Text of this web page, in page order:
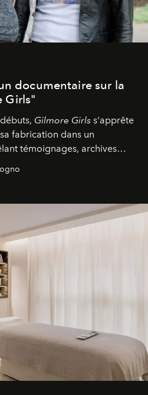
documentaire sur la
Girls"
Gilmore Girls s'apprête
fabrication dans un
témoignages, archives